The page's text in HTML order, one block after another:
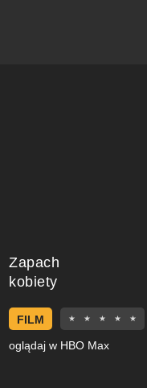
Zapach
kobiety
FILM ★ ★ ★ ★ ★
oglądaj w HBO Max